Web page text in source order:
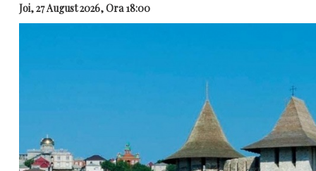
Joi, 27 August 2026, Ora 18:00